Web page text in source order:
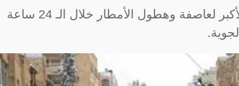
تصدرت محافظة عجلون / رأس منيف النسبة الأكبر لعاصفة وهطول الأمطار خلال الـ 24 ساعة